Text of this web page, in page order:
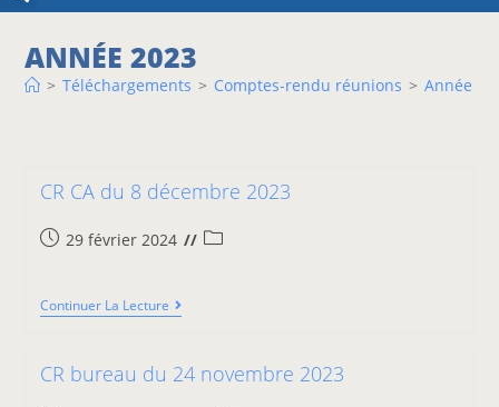
ANNÉE 2023
> Téléchargements > Comptes-rendu réunions > Année
CR CA du 8 décembre 2023
29 février 2024
Continuer La Lecture
CR bureau du 24 novembre 2023